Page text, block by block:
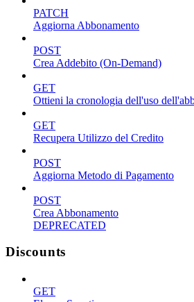
PATCH
Aggiorna Abbonamento
POST
Crea Addebito (On-Demand)
GET
Ottieni la cronologia dell'uso
GET
Recupera Utilizzo del Credito
POST
Aggiorna Metodo di Pagamento
POST
Crea Abbonamento
DEPRECATED
Discounts
GET